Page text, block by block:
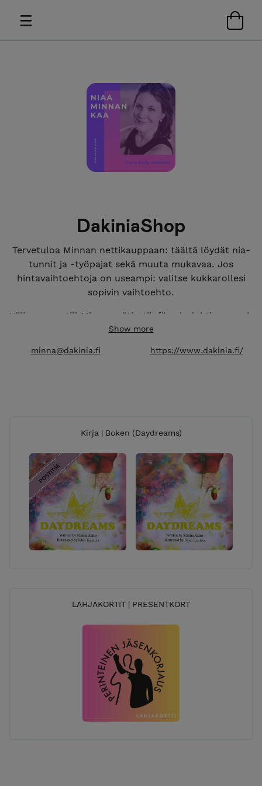
DakiniaShop
Tervetuloa Minnan nettikauppaan: täältä löydät nia-
tunnit ja -työpajat sekä muuta mukavaa. Jos
hintavaihtoehtoja on useampi: valitse kukkarollesi
sopivin vaihtoehto.
Välkommen till Minnas nätbutik för nia-lektioner och
workshops samt annat smått och gott. Ifall det finns
Show more
minna@dakinia.fi https://www.dakinia.fi/
Kirja | Boken (Daydreams)
LAHJAKORTIT | PRESENTKORT